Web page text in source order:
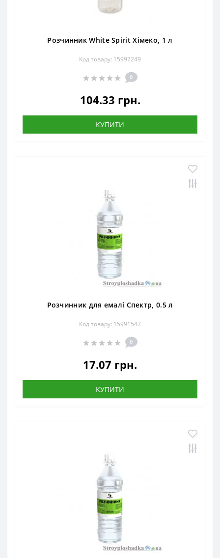
Розчинник White Spirit Хімеко, 1 л
Код товару: 15997249
0
104.33 грн.
КУПИТИ
Розчинник для емалі Спектр, 0.5 л
Код товару: 15991547
0
17.07 грн.
КУПИТИ